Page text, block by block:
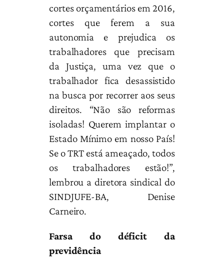
cortes orçamentários em 2016,
cortes que ferem a sua
autonomia e prejudica os
trabalhadores que precisam
da Justiça, uma vez que o
trabalhador fica desassistido
na busca por recorrer aos seus
direitos. “Não são reformas
isoladas! Querem implantar o
Estado Mínimo em nosso País!
Se o TRT está ameaçado, todos
os trabalhadores estão!”,
lembrou a diretora sindical do
SINDJUFE-BA, Denise
Carneiro.
Farsa do déficit da
previdência